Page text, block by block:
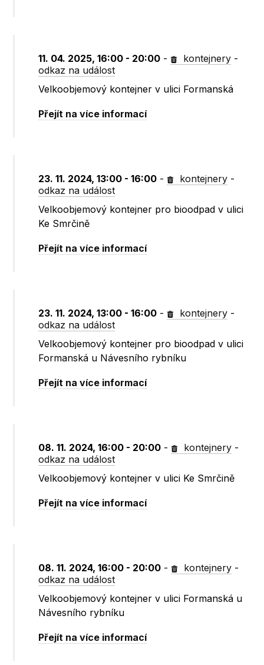
11. 04. 2025, 16:00 - 20:00 - kontejnery -
odkaz na událost
Velkoobjemový kontejner v ulici Formanská
Přejít na více informací
23. 11. 2024, 13:00 - 16:00 - kontejnery -
odkaz na událost
Velkoobjemový kontejner pro bioodpad v ulici
Ke Smrčině
Přejít na více informací
23. 11. 2024, 13:00 - 16:00 - kontejnery -
odkaz na událost
Velkoobjemový kontejner pro bioodpad v ulici
Formanská u Návesního rybníku
Přejít na více informací
08. 11. 2024, 16:00 - 20:00 - kontejnery -
odkaz na událost
Velkoobjemový kontejner v ulici Ke Smrčině
Přejít na více informací
08. 11. 2024, 16:00 - 20:00 - kontejnery -
odkaz na událost
Velkoobjemový kontejner v ulici Formanská u
Návesního rybníku
Přejít na více informací